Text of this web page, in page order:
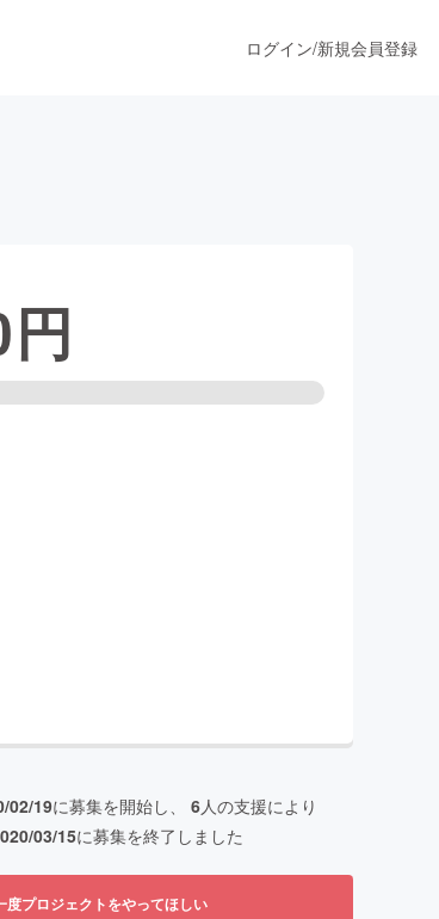
ファッション
ログイン/新規会員登録
円
02/19に募集を開始し、 6人の支援により
03/15に募集を終了しました
度プロジェクトをやってほしい